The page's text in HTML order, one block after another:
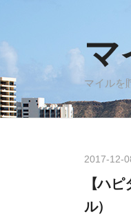
マ
マイルを
2017-12-
【ハ
ル）